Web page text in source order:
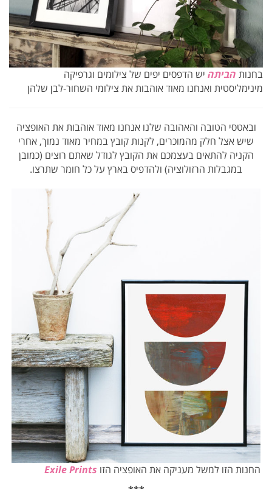
בחנות הביתה יש הדפסים יפים של צילומים וגרפיקה
מינימליסטית ואנחנו מאוד אוהבות את צילומי השחור-לבן שלהן
ובאטסי הטובה והאהובה שלנו אנחנו מאוד אוהבות את האופציה
שיש אצל חלק מהמוכרים, לקנות קובץ במחיר מאוד נמוך, אחרי
הקניה להתאים בעצמכם את הקובץ לגודל שאתם רוצים (כמובן
במגבלות הרזולוציה) ולהדפיס בארץ על כל חומר שתרצו.
החנות הזו למשל מעניקה את האופציה הזו Exile Prints